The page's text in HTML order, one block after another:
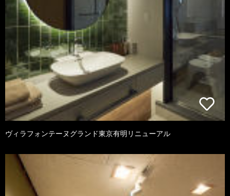
ヴィラフォンテーヌグランド東京有明リニューアル